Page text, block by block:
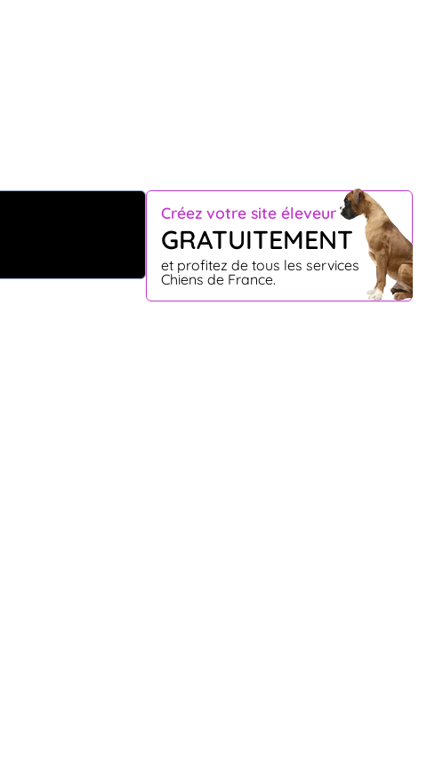
Créez votre site éleveur
GRATUITEMENT
et profitez de tous les services
Chiens de France.